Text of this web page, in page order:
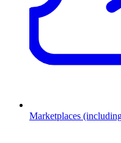
Marketplaces